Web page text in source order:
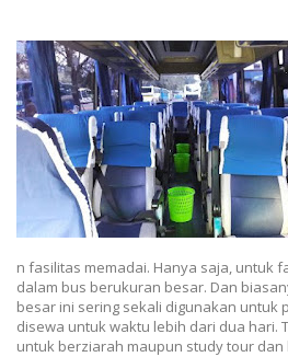
n fasilitas memadai. Hanya saja, untuk
dalam bus berukuran besar. Dan
besar ini sering sekali digunakan untuk
disewa untuk waktu lebih dari dua hari.
untuk berziarah maupun study tour dan